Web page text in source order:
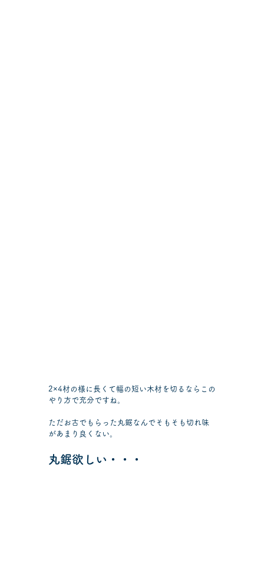
2×4材の様に長くて幅の短い木材を切るならこの
やり方で充分ですね。
ただお古でもらった丸鋸なんでそもそも切れ味
があまり良くない。
丸鋸欲しい・・・